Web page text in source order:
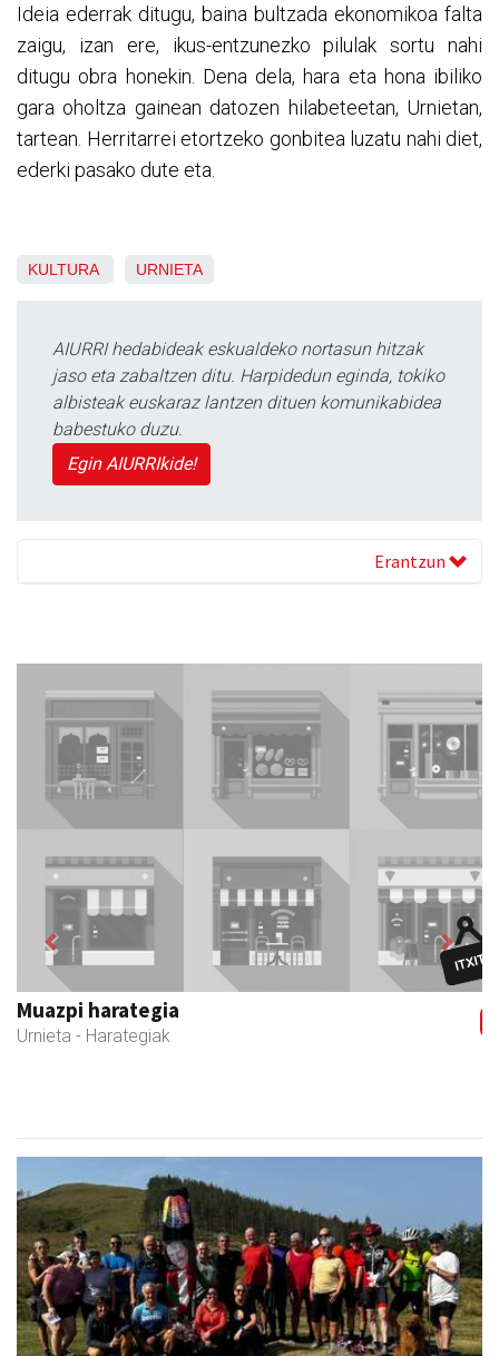
Ideia ederrak ditugu, baina bultzada ekonomikoa falta
zaigu, izan ere, ikus-entzunezko pilulak sortu nahi
ditugu obra honekin. Dena dela, hara eta hona ibiliko
gara oholtza gainean datozen hilabeteetan, Urnietan,
tartean. Herritarrei etortzeko gonbitea luzatu nahi diet,
ederki pasako dute eta.
KULTURA URNIETA
AIURRI hedabideak eskualdeko nortasun hitzak
jaso eta zabaltzen ditu. Harpidedun eginda, tokiko
albisteak euskaraz lantzen dituen komunikabidea
babestuko duzu.
Egin AIURRIkide!
Erantzun
Muazpi harategia
Urnieta - Harategiak
Previous Next